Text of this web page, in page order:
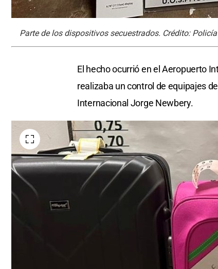
Parte de los dispositivos secuestrados. Crédito:
El hecho ocurrió en el Aeropuerto
realizaba un control de equipajes
Internacional Jorge Newbery.